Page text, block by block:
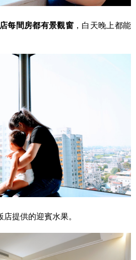
每間房都有景觀窗 ，白天晚上都能
提供的迎賓水果。